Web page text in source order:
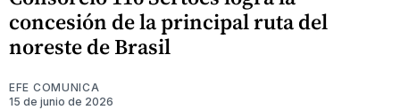
concesión de la principal ruta del
noreste de Brasil
EFE COMUNICA
15 de junio de 2026